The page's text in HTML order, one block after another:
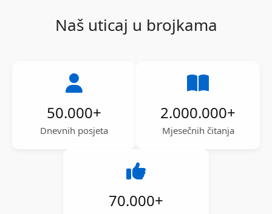
Naš uticaj u brojkama
50.000+
Dnevnih posjeta
2.000.000+
Mjesečnih čitanja
70.000+